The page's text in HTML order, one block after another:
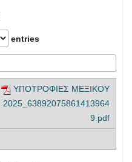
entries
ΥΠΟΤΡΟΦΙΕΣ ΜΕΞΙΚΟΥ
2025_63892075861413964
9.pdf